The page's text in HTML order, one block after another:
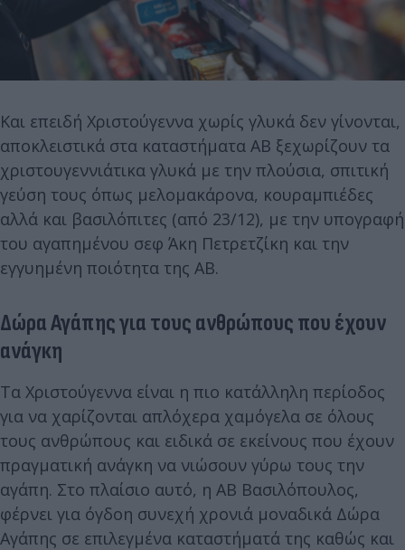
Και επειδή Χριστούγεννα χωρίς γλυκά δεν γίνονται,
αποκλειστικά στα καταστήματα ΑΒ ξεχωρίζουν τα
χριστουγεννιάτικα γλυκά με την πλούσια, σπιτική
γεύση τους όπως μελομακάρονα, κουραμπιέδες
αλλά και βασιλόπιτες (από 23/12), με την υπογραφή
του αγαπημένου σεφ Άκη Πετρετζίκη και την
εγγυημένη ποιότητα της ΑΒ.
Δώρα Αγάπης για τους ανθρώπους που έχουν
ανάγκη
Τα Χριστούγεννα είναι η πιο κατάλληλη περίοδος
για να χαρίζονται απλόχερα χαμόγελα σε όλους
τους ανθρώπους και ειδικά σε εκείνους που έχουν
πραγματική ανάγκη να νιώσουν γύρω τους την
αγάπη. Στο πλαίσιο αυτό, η ΑΒ Βασιλόπουλος,
φέρνει για όγδοη συνεχή χρονιά μοναδικά Δώρα
Αγάπης σε επιλεγμένα καταστήματά της καθώς και